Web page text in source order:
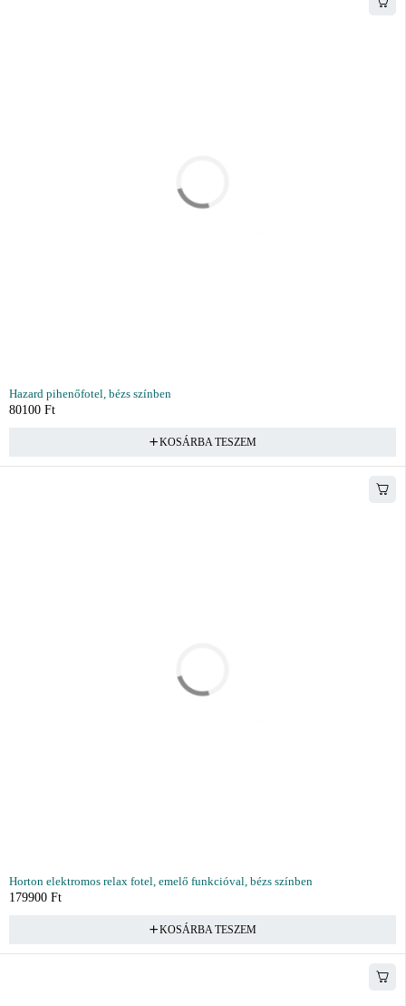
Hazard pihenőfotel, bézs színben
80100 Ft
KOSÁRBA TESZEM
Horton elektromos relax fotel, emelő funkcióval, bézs színben
179900 Ft
KOSÁRBA TESZEM